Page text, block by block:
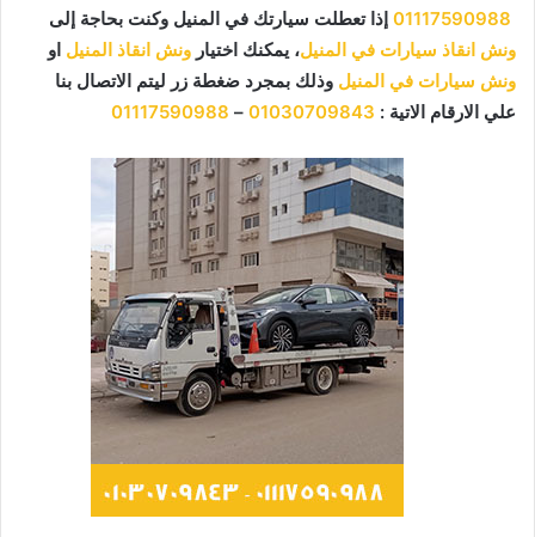
01117590988 إذا تعطلت سيارتك في المنيل وكنت بحاجة إلى
ونش انقاذ سيارات في المنيل، يمكنك اختيار ونش انقاذ المنيل او
ونش سيارات في المنيل وذلك بمجرد ضغطة زر ليتم الاتصال بنا
علي الارقام الاتية : 01030709843
–
01117590988